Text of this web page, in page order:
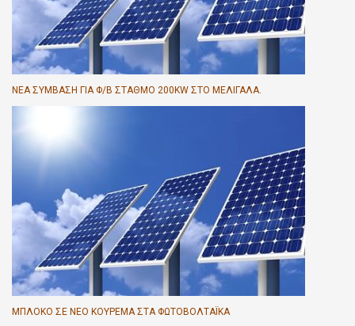
ΝΈΑ ΣΎΜΒΑΣΗ ΓΙΑ Φ/Β ΣΤΑΘΜΌ 200KW ΣΤΟ ΜΕΛΙΓΑΛΆ.
ΜΠΛΌΚΟ ΣΕ ΝΈΟ ΚΟΎΡΕΜΑ ΣΤΑ ΦΩΤΟΒΟΛΤΑΪΚΆ